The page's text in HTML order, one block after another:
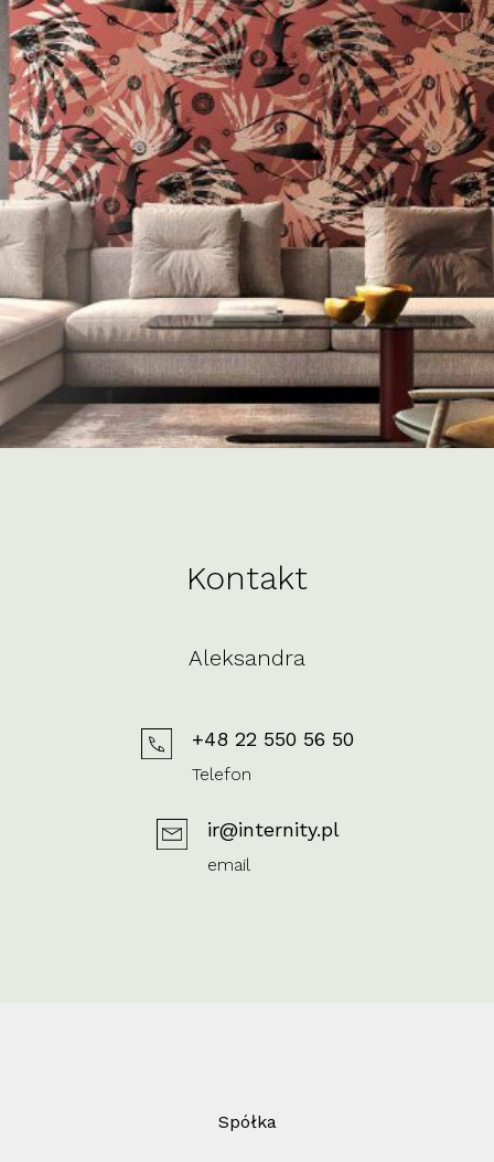
Kontakt
Aleksandra
+48 22 550 56 50
Telefon
ir@internity.pl
email
Spółka